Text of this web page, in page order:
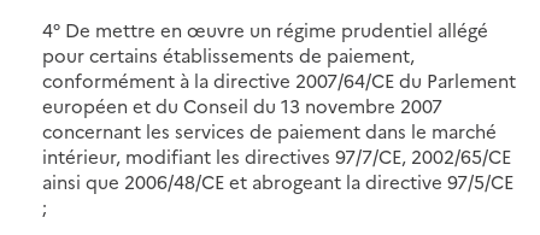
4° De mettre en œuvre un régime prudentiel allégé
pour certains établissements de paiement,
conformément à la directive 2007/64/CE du Parlement
européen et du Conseil du 13 novembre 2007
concernant les services de paiement dans le marché
intérieur, modifiant les directives 97/7/CE, 2002/65/CE
ainsi que 2006/48/CE et abrogeant la directive 97/5/CE
;